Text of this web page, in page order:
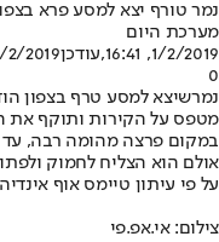
נמר טורף יצא למסע פרא
מערכת היום
1/2/2019, 16:41
,עודכן2019, 16:49
0
נמרשיצא למסע טרף בצפון
מטפס על הקירות ותוקף את
במקום פרצה מהומה רבה, עד
אולם הוא הצליח לחמוק
על פי עיתון טיימס אוף אינדיה, הנמר הגדול
צילום: אי.אפ.פי